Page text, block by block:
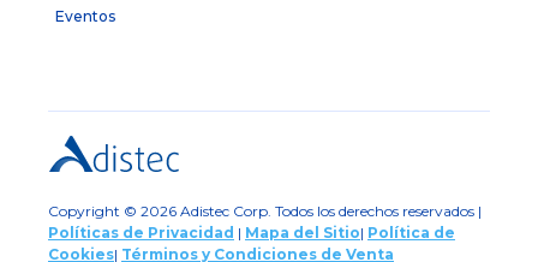
Eventos
Copyright © 2026 Adistec Corp. Todos los derechos reservados |
Políticas de Privacidad | Mapa del Sitio| Política de
Cookies| Términos y Condiciones de Venta